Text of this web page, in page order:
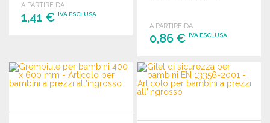
A PARTIRE DA
1,41 € IVA ESCLUSA
Richiedi un preventivo
A PARTIRE DA
0,86 €IVA ESCLUSA
ORDINARE
Richiedi un preventivo